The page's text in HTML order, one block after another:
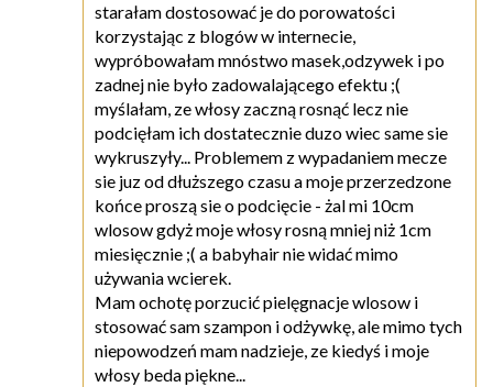
starałam dostosować je do porowatości
korzystając z blogów w internecie,
wypróbowałam mnóstwo masek,odzywek i po
zadnej nie było zadowalającego efektu ;(
myślałam, ze włosy zaczną rosnąć lecz nie
podcięłam ich dostatecznie duzo wiec same sie
wykruszyły... Problemem z wypadaniem mecze
sie juz od dłuższego czasu a moje przerzedzone
końce proszą sie o podcięcie - żal mi 10cm
wlosow gdyż moje włosy rosną mniej niż 1cm
miesięcznie ;( a babyhair nie widać mimo
używania wcierek.
Mam ochotę porzucić pielęgnacje wlosow i
stosować sam szampon i odżywkę, ale mimo tych
niepowodzeń mam nadzieje, ze kiedyś i moje
włosy beda piękne...